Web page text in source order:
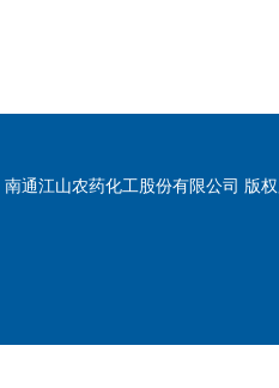
南通江山农药化工股份有限公司 版